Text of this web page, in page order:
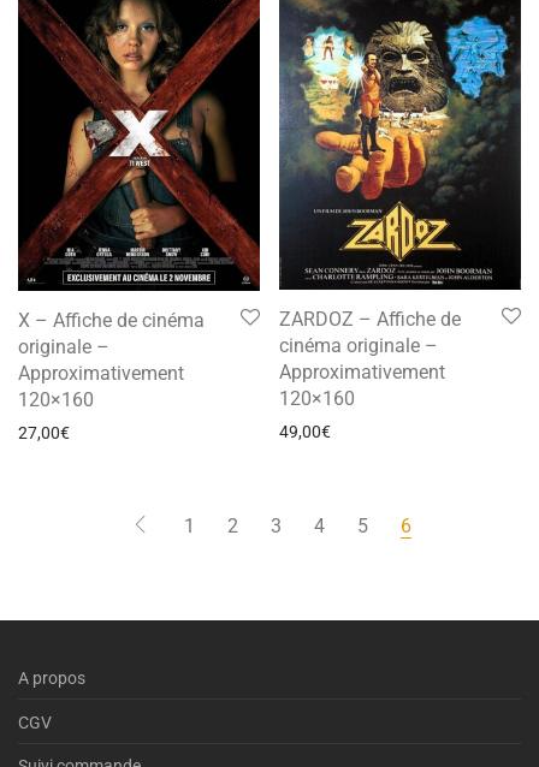
X – Affiche de cinéma
originale –
Approximativement
120×160
27,00€
ZARDOZ – Affiche de
cinéma originale –
Approximativement
120×160
49,00€
1 2 3 4 5 6
A propos
CGV